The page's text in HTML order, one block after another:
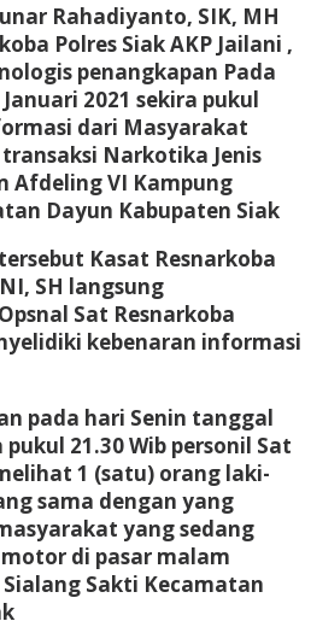
Rahadiyanto, SIK, MH
Polres Siak AKP Jailani ,
penangkapan Pada
2021 sekira pukul
dari Masyarakat
Narkotika Jenis
Afdeling VI Kampung
Dayun Kabupaten Siak
Kasat Resnarkoba
SH langsung
Sat Resnarkoba
kebenaran informasi
pada hari Senin tanggal
21.30 Wib personil Sat
1 (satu) orang laki-
sama dengan yang
yang sedang
di pasar malam
Sakti Kecamatan